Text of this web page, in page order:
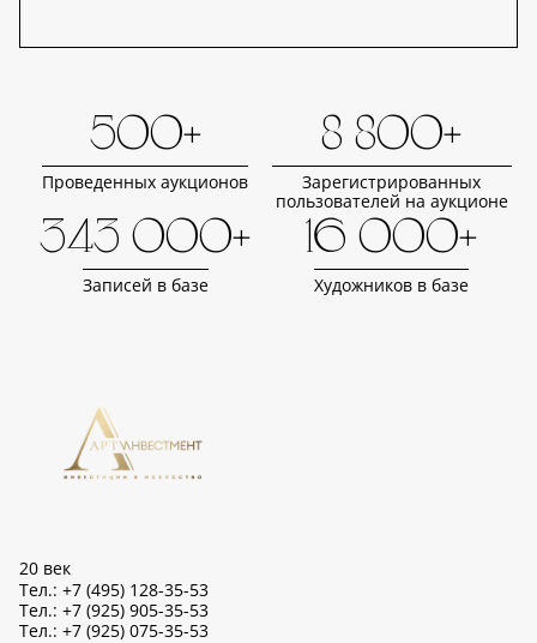
500+
Проведенных аукционов
8 800+
Зарегистрированных
пользователей на аукционе
343 000+
Записей в базе
16 000+
Художников в базе
20 век
Тел.: +7 (495) 128-35-53
Тел.: +7 (925) 905-35-53
Тел.: +7 (925) 075-35-53